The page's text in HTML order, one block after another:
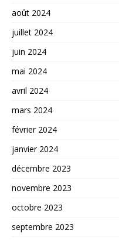
août 2024
juillet 2024
juin 2024
mai 2024
avril 2024
mars 2024
février 2024
janvier 2024
décembre 2023
novembre 2023
octobre 2023
septembre 2023